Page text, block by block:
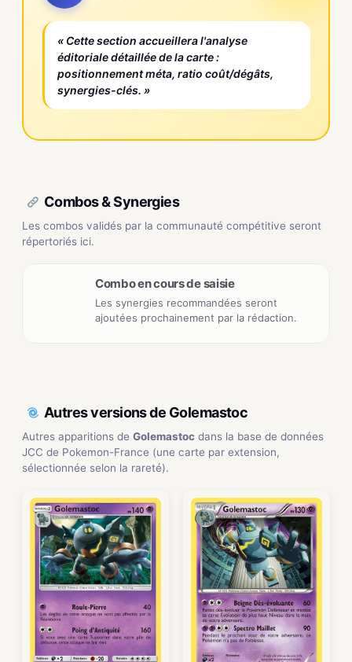
« Cette section accueillera l'analyse
éditoriale détaillée de la carte :
positionnement méta, ratio coût/dégâts,
synergies-clés. »
Combos & Synergies
Les combos validés par la communauté compétitive seront
répertoriés ici.
Combo en cours de saisie
Les synergies recommandées seront
ajoutées prochainement par la rédaction.
Autres versions de Golemastoc
Autres apparitions de Golemastoc dans la base de données
JCC de Pokemon-France (une carte par extension,
sélectionnée selon la rareté).